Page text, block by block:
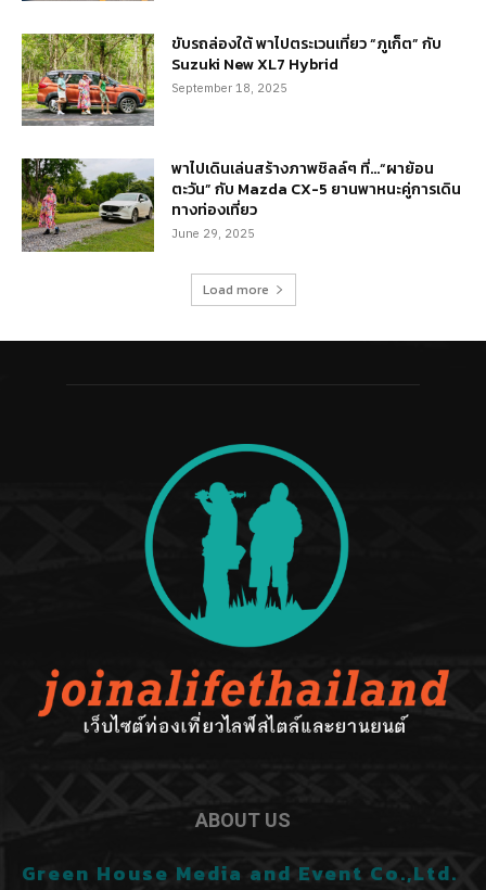
ขับรถล่องใต้ พาไปตระเวนเที่ยว “ภูเก็ต” กับ
Suzuki New XL7 Hybrid
September 18, 2025
พาไปเดินเล่นสร้างภาพชิลล์ๆ ที่…“ผาย้อน
ตะวัน” กับ Mazda CX-5 ยานพาหนะคู่การเดิน
ทางท่องเที่ยว
June 29, 2025
Load more
ABOUT US
Green House Media and Event Co.,Ltd.